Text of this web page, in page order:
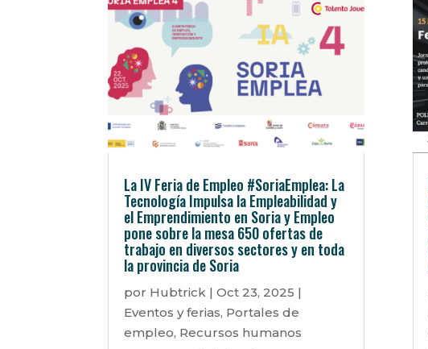
La IV Feria de Empleo #SoriaEmplea: La
Tecnología Impulsa la Empleabilidad y
el Emprendimiento en Soria y Empleo
pone sobre la mesa 650 ofertas de
trabajo en diversos sectores y en toda
la provincia de Soria
por Hubtrick |Oct 23, 2025 |
Eventos y ferias, Portales de
empleo, Recursos humanos